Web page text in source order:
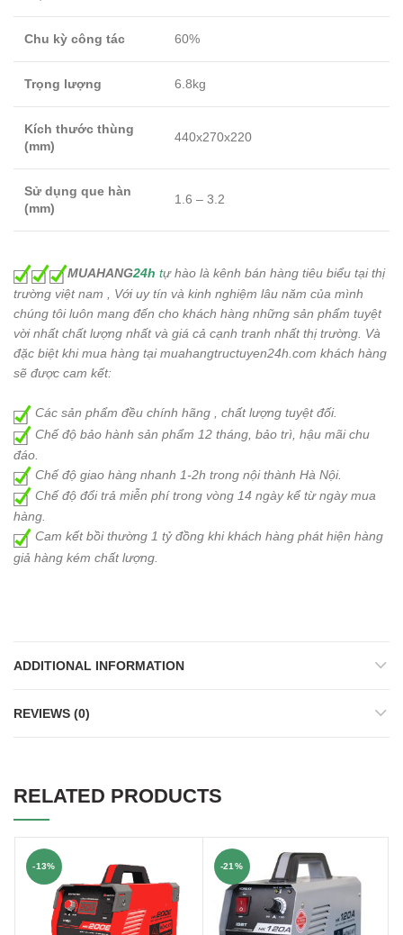
Chu kỳ công tác 60%
Trọng lượng 6.8kg
Kích thước thùng
(mm)
440x270x220
Sử dụng que hàn
(mm)
1.6 – 3.2
MUAHANG24h tự hào là kênh bán hàng tiêu biểu tại thị
trường việt nam , Với uy tín và kinh nghiệm lâu năm của mình
chúng tôi luôn mang đến cho khách hàng những sản phẩm tuyệt
vời nhất chất lượng nhất và giá cả cạnh tranh nhất thị trường. Và
đặc biệt khi mua hàng tại muahangtructuyen24h.com khách hàng
sẽ được cam kết:
Các sản phẩm đều chính hãng , chất lượng tuyệt đối.
Chế độ bảo hành sản phẩm 12 tháng, bảo trì, hậu mãi chu
đáo.
Chế độ giao hàng nhanh 1-2h trong nội thành Hà Nội.
Chế độ đổi trả miễn phí trong vòng 14 ngày kể từ ngày mua
hàng.
Cam kết bồi thường 1 tỷ đồng khi khách hàng phát hiện hàng
giả hàng kém chất lượng.
ADDITIONAL INFORMATION
REVIEWS (0)
RELATED PRODUCTS
-13% -21%